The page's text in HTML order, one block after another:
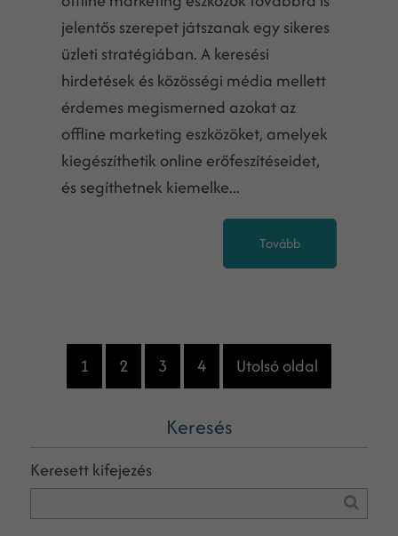
jelentős szerepet játszanak egy sikeres
üzleti stratégiában. A keresési
hirdetések és közösségi média mellett
érdemes megismerned azokat az
offline marketing eszközöket, amelyek
kiegészíthetik online erőfeszítéseidet,
és segíthetnek kiemelke...
Tovább
1 2 3 4 Utolsó oldal
Keresés
Keresett kifejezés